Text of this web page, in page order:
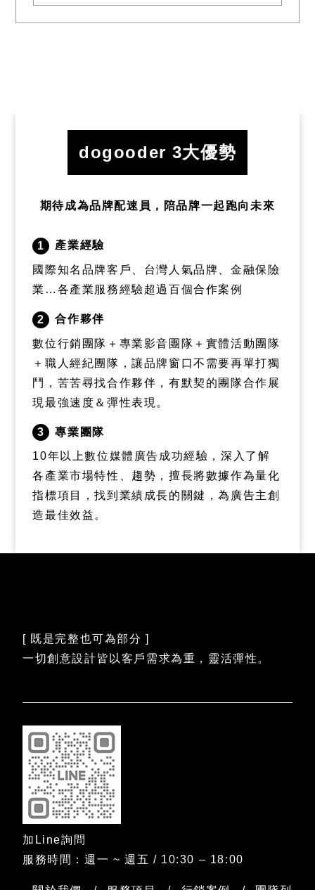
dogooder 3大優勢
期待成為品牌配速員，陪品牌一起跑向未來
1 產業經驗
國際知名品牌客戶、台灣人氣品牌、金融保險
業…各產業服務經驗超過百個合作案例
2 合作夥伴
數位行銷團隊＋專業影音團隊＋實體活動團隊
＋職人經紀團隊，讓品牌窗口不需要再單打獨
鬥，苦苦尋找合作夥伴，有默契的團隊合作展
現最強速度＆彈性表現。
3 專業團隊
10年以上數位媒體廣告成功經驗，深入了解
各產業市場特性、趨勢，擅長將數據作為量化
指標項目，找到業績成長的關鍵，為廣告主創
造最佳效益。
[ 既是完整也可為部分 ]
一切創意設計皆以客戶需求為重，靈活彈性。
加Line詢問
服務時間：週一 ~ 週五 / 10:30 – 18:00